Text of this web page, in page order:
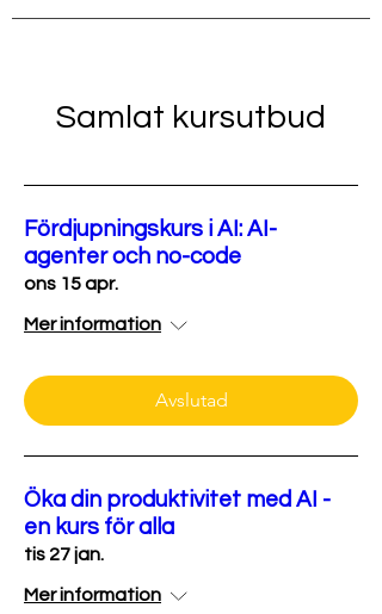
Samlat kursutbud
Fördjupningskurs i AI: AI-
agenter och no-code
ons 15 apr.
Mer information
Avslutad
Öka din produktivitet med AI -
en kurs för alla
tis 27 jan.
Mer information